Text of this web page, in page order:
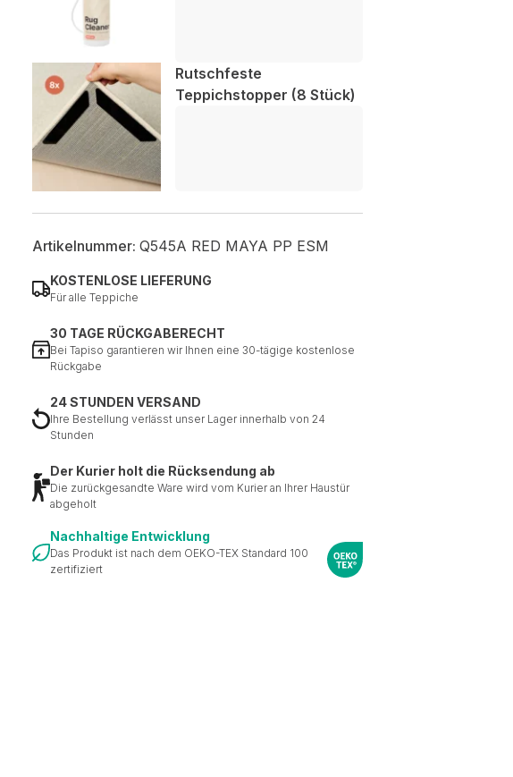
Rutschfeste
Teppichstopper (8 Stück)
Artikelnummer: Q545A RED MAYA PP ESM
KOSTENLOSE LIEFERUNG
Für alle Teppiche
30 TAGE RÜCKGABERECHT
Bei Tapiso garantieren wir Ihnen eine 30-tägige kostenlose
Rückgabe
24 STUNDEN VERSAND
Ihre Bestellung verlässt unser Lager innerhalb von 24
Stunden
Der Kurier holt die Rücksendung ab
Die zurückgesandte Ware wird vom Kurier an Ihrer Haustür
abgeholt
Nachhaltige Entwicklung
Das Produkt ist nach dem OEKO-TEX Standard 100
zertifiziert